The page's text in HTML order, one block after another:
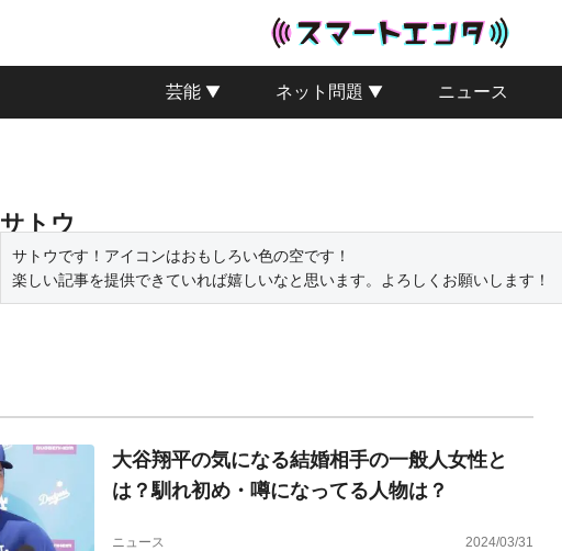
芸能 ネット問題 ニュース
サトウ
サトウです！アイコンはおもしろい色の空です！
楽しい記事を提供できていれば嬉しいなと思います。よろしくお願いします！
大谷翔平の気になる結婚相手の一般人女性と
は？馴れ初め・噂になってる人物は？
ニュース 2024/03/31